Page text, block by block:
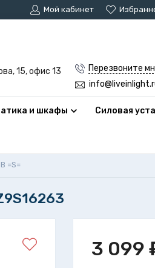
Мой кабинет
15, офис 13
Перезвоните
и шкафы Силовая
=S=
3 099